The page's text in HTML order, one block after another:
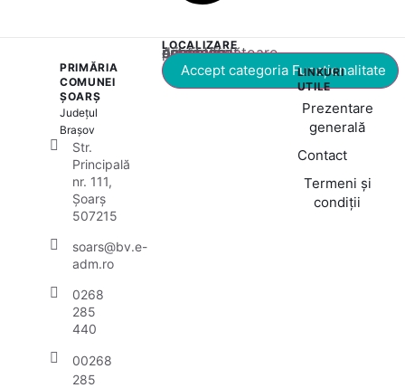
PRIMĂRIA
COMUNEI
ȘOARȘ
Județul
Brașov
Str.
Principală
nr. 111,
Șoarș
507215
soars@bv.e-
adm.ro
0268
285
440
00268
285
LOCALIZARE
Acest conținut este blocat până când acceptați categoria corespunzătoare de cookie-uri.
Accept categoria Funcționalitate
LINKURI
UTILE
Prezentare
generală
Contact
Termeni și
condiții